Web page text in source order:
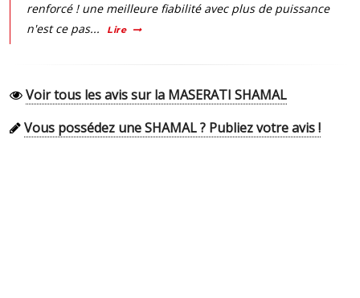
renforcé ! une meilleure fiabilité avec plus de puissance
n'est ce pas...
Lire
Voir tous les avis sur la MASERATI SHAMAL
Vous possédez une SHAMAL ? Publiez votre avis !